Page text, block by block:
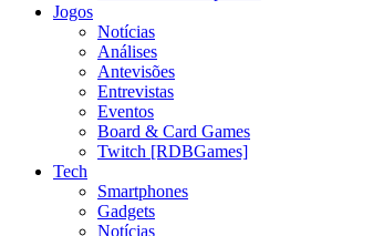
Jogos
Notícias
Análises
Antevisões
Entrevistas
Eventos
Board & Card Games
Twitch [RDBGames]
Tech
Smartphones
Gadgets
Notícias